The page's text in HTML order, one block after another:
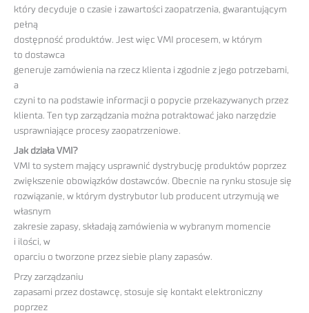
który decyduje o czasie i zawartości zaopatrzenia, gwarantującym
pełną
dostępność produktów. Jest więc VMI procesem, w którym
to dostawca
generuje zamówienia na rzecz klienta i zgodnie z jego potrzebami,
a
czyni to na podstawie informacji o popycie przekazywanych przez
klienta. Ten typ zarządzania można potraktować jako narzędzie
usprawniające procesy zaopatrzeniowe.
Jak działa VMI?
VMI to system mający usprawnić dystrybucję produktów poprzez
zwiększenie obowiązków dostawców. Obecnie na rynku stosuje się
rozwiązanie, w którym dystrybutor lub producent utrzymują we
własnym
zakresie zapasy, składają zamówienia w wybranym momencie
i ilości, w
oparciu o tworzone przez siebie plany zapasów.
Przy zarządzaniu
zapasami przez dostawcę, stosuje się kontakt elektroniczny
poprzez